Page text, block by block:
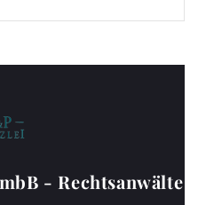
- Rechtsanwälte